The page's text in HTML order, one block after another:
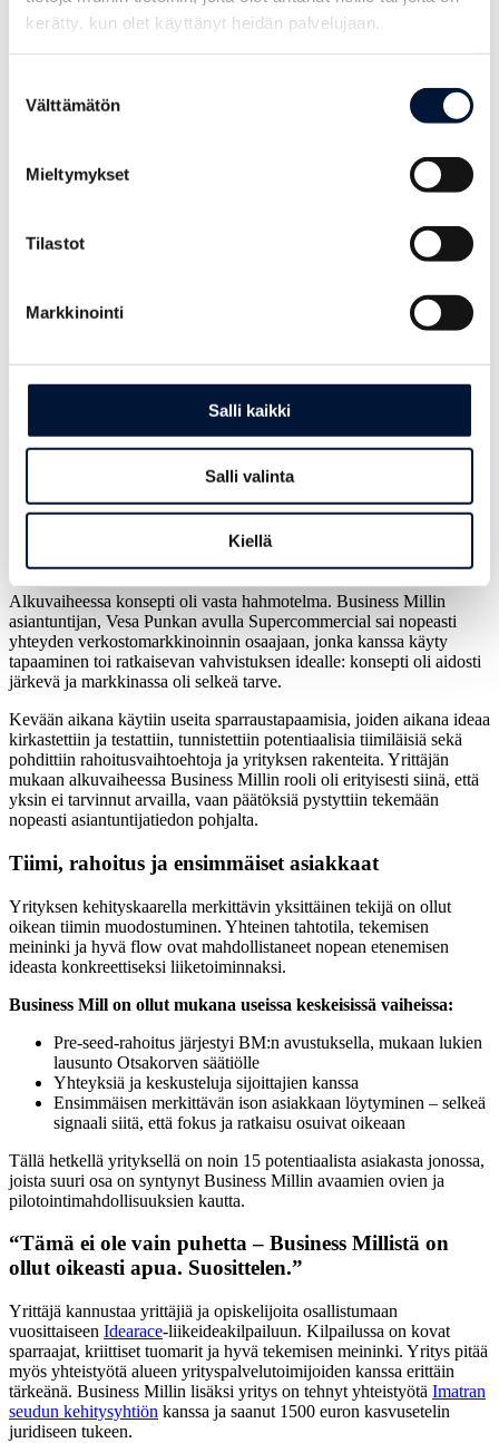
kerätty, kun olet käyttänyt heidän palvelujaan.
valinta
Välttämätön
Mieltymykset
Tilastot
Markkinointi
Salli kaikki
Salli valinta
Kiellä
tekoälypohjaisen data-analytiikan asiantuntijayritys, joka auttaa
yrityksiä kohdentamaan markkinointiaan tehokkaasti oikeisiin
kanaviin ja oikeilla menetelmillä. Yrityksen ydinosaamista on
erityisesti vaikuttajamarkkinointi, joka on globaalisti yksi nopeimmin
Kiinassa valtaosa mainonnasta perustuu influensseriverkostoihin.
Alkuvaiheessa konsepti oli vasta hahmotelma. Business Millin
asiantuntijan, Vesa Punkan avulla Supercommercial sai nopeasti
yhteyden verkostomarkkinoinnin osaajaan, jonka kanssa käyty
tapaaminen toi ratkaisevan vahvistuksen idealle: konsepti oli aidosti
järkevä ja markkinassa oli selkeä tarve.
Kevään aikana käytiin useita sparraustapaamisia, joiden aikana ideaa
kirkastettiin ja testattiin, tunnistettiin potentiaalisia tiimiläisiä sekä
pohdittiin rahoitusvaihtoehtoja ja yrityksen rakenteita. Yrittäjän
mukaan alkuvaiheessa Business Millin rooli oli erityisesti siinä, että
yksin ei tarvinnut arvailla, vaan päätöksiä pystyttiin tekemään
nopeasti asiantuntijatiedon pohjalta.
Tiimi, rahoitus ja ensimmäiset asiakkaat
Yrityksen kehityskaarella merkittävin yksittäinen tekijä on ollut
oikean tiimin muodostuminen. Yhteinen tahtotila, tekemisen
meininki ja hyvä flow ovat mahdollistaneet nopean etenemisen
ideasta konkreettiseksi liiketoiminnaksi.
Business Mill on ollut mukana useissa keskeisissä vaiheissa:
Pre-seed-rahoitus järjestyi BM:n avustuksella, mukaan lukien
lausunto Otsakorven säätiölle
Yhteyksiä ja keskusteluja sijoittajien kanssa
Ensimmäisen merkittävän ison asiakkaan löytyminen – selkeä
signaali siitä, että fokus ja ratkaisu osuivat oikeaan
Tällä hetkellä yrityksellä on noin 15 potentiaalista asiakasta jonossa,
joista suuri osa on syntynyt Business Millin avaamien ovien ja
pilotointimahdollisuuksien kautta.
“Tämä ei ole vain puhetta – Business Millistä on
ollut oikeasti apua. Suosittelen.”
Yrittäjä kannustaa yrittäjiä ja opiskelijoita osallistumaan
vuosittaiseen Idearace-liikeideakilpailuun. Kilpailussa on kovat
sparraajat, kriittiset tuomarit ja hyvä tekemisen meininki. Yritys pitää
myös yhteistyötä alueen yrityspalvelutoimijoiden kanssa erittäin
tärkeänä. Business Millin lisäksi yritys on tehnyt yhteistyötä Imatran
seudun kehitysyhtiön kanssa ja saanut 1500 euron kasvusetelin
juridiseen tukeen.